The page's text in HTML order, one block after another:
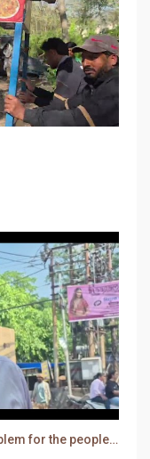
The old sewer line has become a problem for the people. Sewer water is entering people's houses.